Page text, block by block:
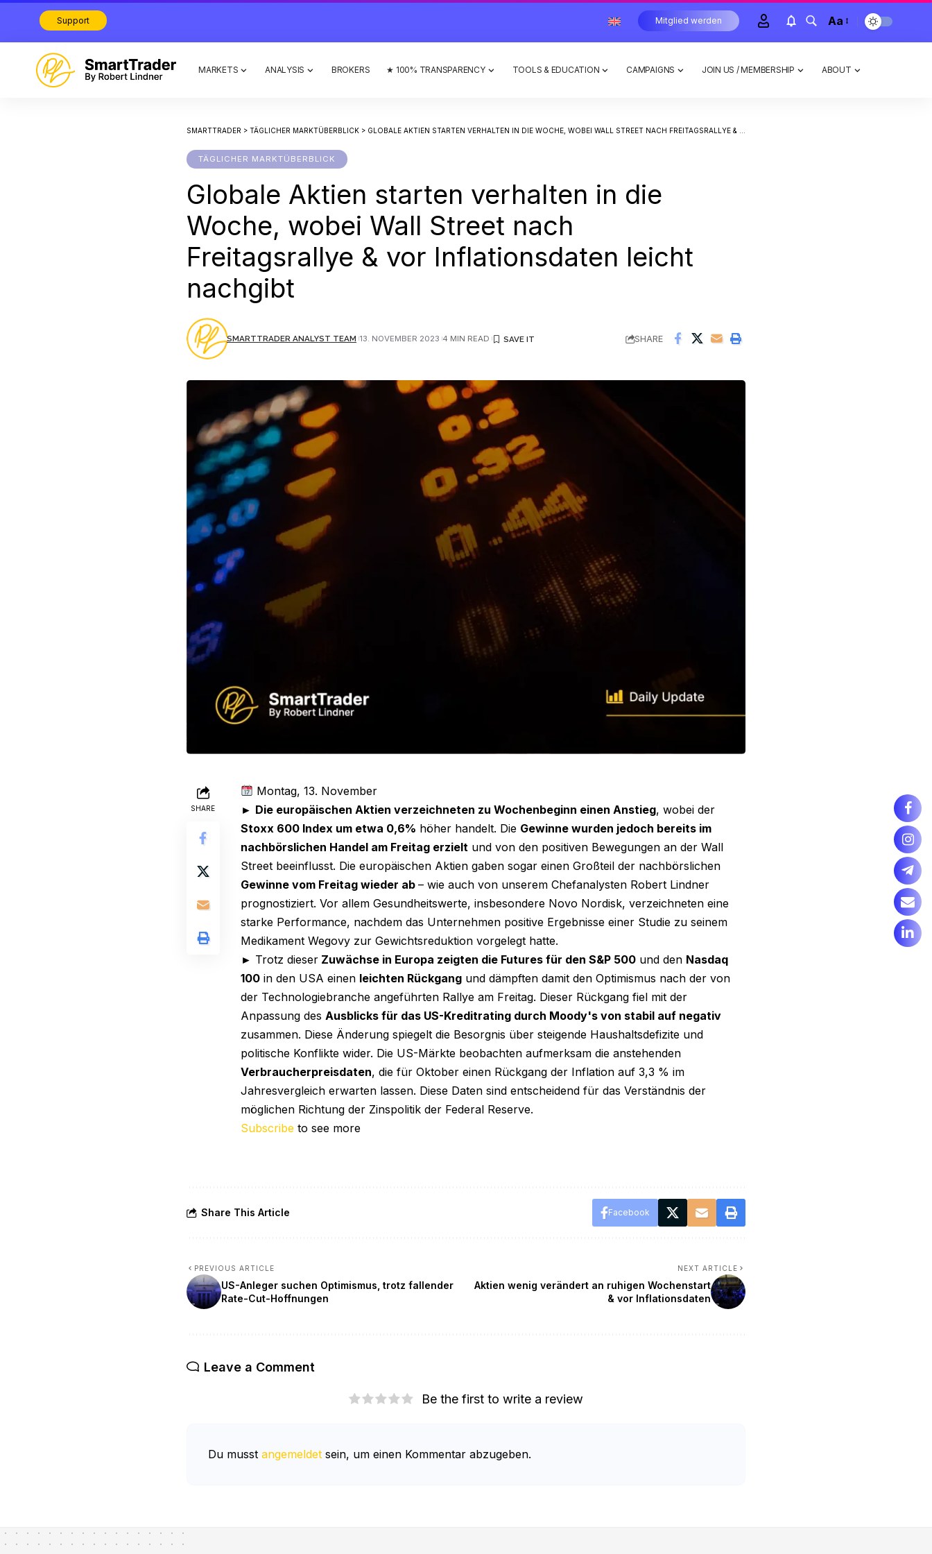
Support Mitglied werden Aa
MARKETS ANALYSIS BROKERS ★ 100% TRANSPARENCY TOOLS & EDUCATION CAMPAIGNS JOIN US / MEMBERSHIP ABOUT
SMARTTRADER > TÄGLICHER MARKTÜBERBLICK> GLOBALE AKTIEN STARTEN VERHALTEN IN DIE WOCHE, WOBEI WALL STREET NACH FREITAGSRALLYE & VOR INFLATIONSDATEN LEICHT NACHGIBT
TÄGLICHER MARKTÜBERBLICK
Globale Aktien starten verhalten in die
Woche, wobei Wall Street nach
Freitagsrallye & vor Inflationsdaten leicht
nachgibt
SMARTTRADER ANALYST TEAM 13. NOVEMBER 2023 4 MIN READ SHARE
SHARE
Montag, 13. November
► Die europäischen Aktien verzeichneten zu Wochenbeginn einen Anstieg, wobei der
Stoxx 600 Index um etwa 0,6% höher handelt. Die Gewinne wurden jedoch bereits im
nachbörslichen Handel am Freitag erzielt und von den positiven Bewegungen an der Wall
Street beeinflusst. Die europäischen Aktien gaben sogar einen Großteil der nachbörslichen
Gewinne vom Freitag wieder ab – wie auch von unserem Chefanalysten Robert Lindner
prognostiziert. Vor allem Gesundheitswerte, insbesondere Novo Nordisk, verzeichneten eine
starke Performance, nachdem das Unternehmen positive Ergebnisse einer Studie zu seinem
Medikament Wegovy zur Gewichtsreduktion vorgelegt hatte.
► Trotz dieserZuwächse in Europa zeigten die Futures für den S&P 500und den Nasdaq
100in den USA einen leichten Rückgangund dämpften damit den Optimismus nach der von
der Technologiebranche angeführten Rallye am Freitag. Dieser Rückgang fiel mit der
Anpassung des Ausblicks für das US-Kreditrating durch Moody's von stabil auf negativ
zusammen. Diese Änderung spiegelt die Besorgnis über steigende Haushaltsdefizite und
politische Konflikte wider. Die US-Märkte beobachten aufmerksam die anstehenden
Verbraucherpreisdaten, die für Oktober einen Rückgang der Inflation auf 3,3 % im
Jahresvergleich erwarten lassen. Diese Daten sind entscheidend für das Verständnis der
möglichen Richtung der Zinspolitik der Federal Reserve.
Subscribeto see more
Share This Article Facebook
PREVIOUS ARTICLE
US-Anleger suchen Optimismus, trotz fallender
Rate-Cut-Hoffnungen
NEXT ARTICLE
Aktien wenig verändert an ruhigen Wochenstart
& vor Inflationsdaten
Leave a Comment
Be the first to write a review
Du musst angemeldetsein, um einen Kommentar abzugeben.